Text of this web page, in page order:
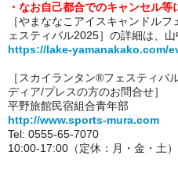
・なお自己都合でのキャンセル等
［やまななこアイスキャンドル
ェスティバル2025］の詳細は、
https://lake-yamanakako.com/
［スカイランタン®フェスティバ
ディア/プレスの方のお問合せ］
平野旅館民宿組合青年部
http://www.sports-mura.com
Tel: 0555-65-7070
10:00-17:00（定休：月・金・土）